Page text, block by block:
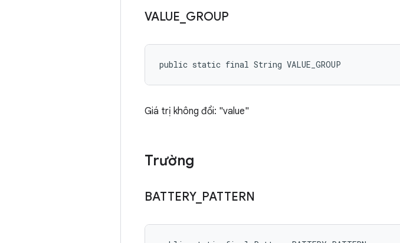
VALUE GROUP
public static final String VALUE_GROUP
Giá trị không đổi: "value"
Trường
BATTERY_ PATTERN